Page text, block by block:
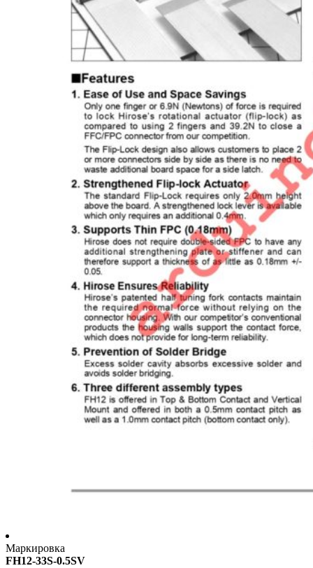
Маркировка
FH12-33S-0.5SV